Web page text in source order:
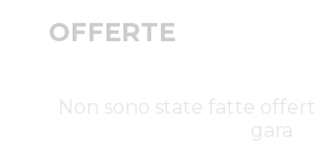
OFFERTE
Non sono state fatte
gara